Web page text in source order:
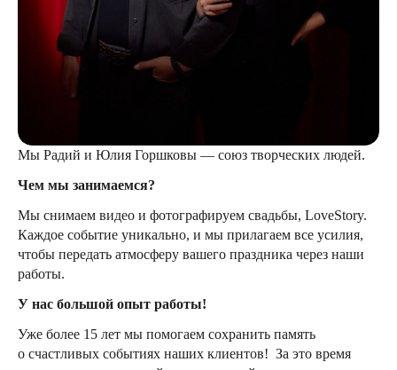
Мы Радий и Юлия Горшковы — союз творческих людей.
Чем мы занимаемся?
Мы снимаем видео и фотографируем свадьбы, LoveStory.
Каждое событие уникально, и мы прилагаем все усилия,
чтобы передать атмосферу вашего праздника через наши
работы.
У нас большой опыт работы!
Уже более 15 лет мы помогаем сохранить память
о счастливых событиях наших клиентов! За это время